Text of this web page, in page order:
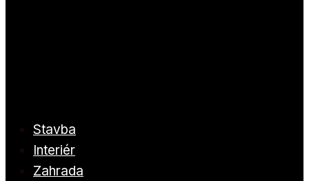
Stavba
Interiér
Zahrada